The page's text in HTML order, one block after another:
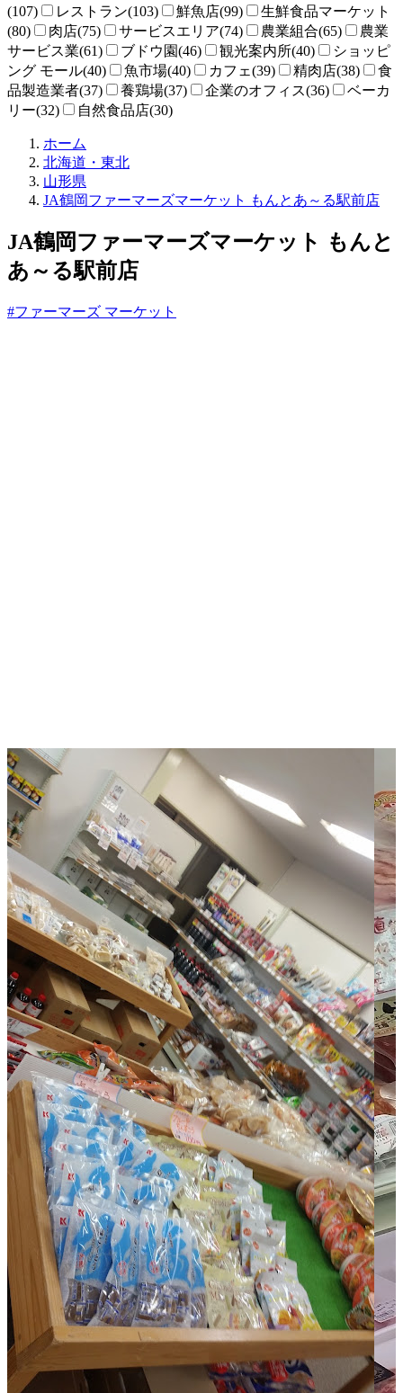
(107)
レストラン(103) 鮮魚店(99)
生鮮食品マーケット
(80)
肉店(75) サービスエリア(74) 農業組合(65)
農業
サービス業(61)
ブドウ園(46) 観光案内所(40)
ショッピ
ング モール(40)
魚市場(40) カフェ(39) 精肉店(38)
食
品製造業者(37)
養鶏場(37) 企業のオフィス(36)
ベーカ
リー(32)
自然食品店(30)
ホーム
売
ね
と
北海道・東北
山形県
JA鶴岡ファーマーズマーケット もんとあ～る駅前店
JA鶴岡ファーマーズマーケット もんと
あ～る駅前店
#ファーマーズ マーケット